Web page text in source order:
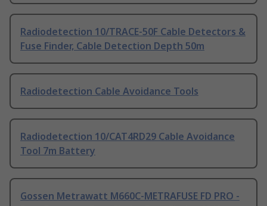
Radiodetection 10/TRACE-50F Cable Detectors &
Fuse Finder, Cable Detection Depth 50m
Radiodetection Cable Avoidance Tools
Radiodetection 10/CAT4RD29 Cable Avoidance
Tool 7m Battery
Gossen Metrawatt M660C-METRAFUSE FD PRO -